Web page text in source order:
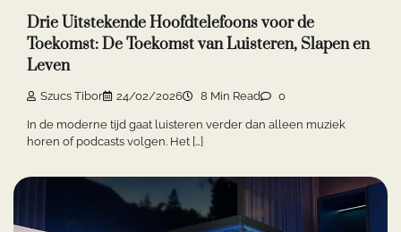
Drie Uitstekende Hoofdtelefoons voor de
Toekomst: De Toekomst van Luisteren, Slapen en
Leven
Szucs Tibor 24/02/2026 8 Min Read 0
In de moderne tijd gaat luisteren verder dan alleen muziek
horen of podcasts volgen. Het […]